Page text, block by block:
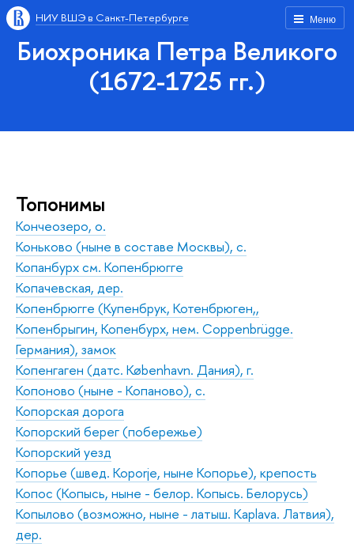
Меню
НИУ ВШЭ в Санкт-Петербурге
Биохроника Петра Великого
(1672-1725 гг.)
Топонимы
Кончеозеро, о.
Коньково (ныне в составе Москвы), с.
Копанбурх см. Копенбрюгге
Копачевская, дер.
Копенбрюгге (Купенбрук, Котенбрюген,,
Копенбрыгин, Копенбурх, нем. Coppenbrügge.
Германия), замок
Копенгаген (датс. København. Дания), г.
Копоново (ныне - Копаново), с.
Копорская дорога
Копорский берег (побережье)
Копорский уезд
Копорье (швед. Koporje, ныне Копорье), крепость
Копос (Копысь, ныне - белор. Копысь. Белорусь)
Копылово (возможно, ныне - латыш. Каplava. Латвия),
дер.